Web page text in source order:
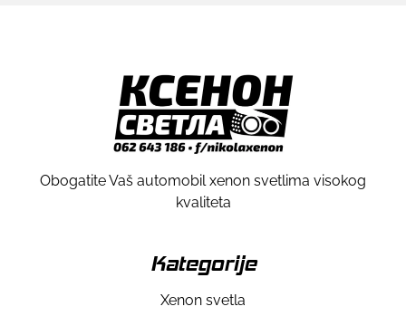
Obogatite Vaš automobil xenon svetlima visokog
kvaliteta
Kategorije
Xenon svetla